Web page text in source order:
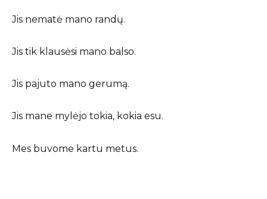
Jis nematė mano randų.
Jis tik klausėsi mano balso.
Jis pajuto mano gerumą.
Jis mane mylėjo tokia, kokia esu.
Mes buvome kartu metus.